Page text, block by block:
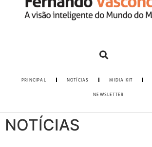
PRINCIPAL NOTÍCIAS MIDIA KIT
NEWSLETTER
NOTÍCIAS